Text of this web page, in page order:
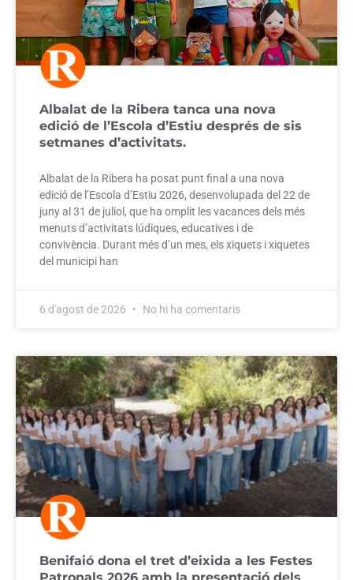
Albalat de la Ribera tanca una nova
edició de l’Escola d’Estiu després de sis
setmanes d’activitats.
Albalat de la Ribera ha posat punt final a una nova
edició de l’Escola d’Estiu 2026, desenvolupada del 22 de
juny al 31 de juliol, que ha omplit les vacances dels més
menuts d’activitats lúdiques, educatives i de
convivència. Durant més d’un mes, els xiquets i xiquetes
del municipi han
6 d'agost de 2026 No hi ha comentaris
Benifaió dona el tret d’eixida a les Festes